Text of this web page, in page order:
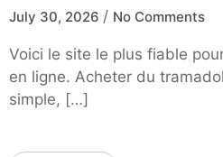
July 30, 2026 / No Comments
Voici le site le plus fiable
en ligne. Acheter du
simple, […]